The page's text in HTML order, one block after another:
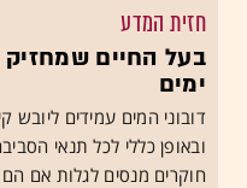
חזית המדע
בעל החיים
ימים
דובוני המים עמידים ליובש
ובאופן כללי לכל תנאי
חוקרים מנסים לגלות אם הם